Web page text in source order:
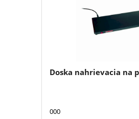
Doska nahrievacia na
000